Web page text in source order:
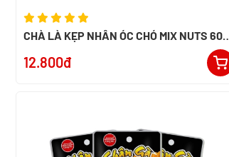
CHÀ LÀ KẸP NHÂN ÓC CHÓ MIX NUTS 60G
12.800đ